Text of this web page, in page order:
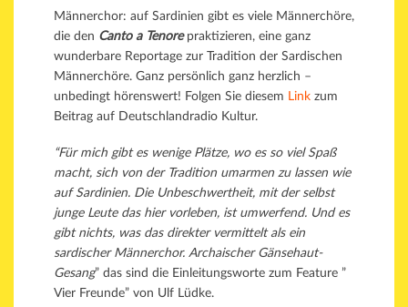
Männerchor: auf Sardinien gibt es viele Männerchöre,
die den Canto a Tenorepraktizieren, eine ganz
wunderbare Reportage zur Tradition der Sardischen
Männerchöre. Ganz persönlich ganz herzlich –
unbedingt hörenswert! Folgen Sie diesem Link zum
Beitrag auf Deutschlandradio Kultur.
“Für mich gibt es wenige Plätze, wo es so viel Spaß
macht, sich von der Tradition umarmen zu lassen wie
auf Sardinien. Die Unbeschwertheit, mit der selbst
junge Leute das hier vorleben, ist umwerfend. Und es
gibt nichts, was das direkter vermittelt als ein
sardischer Männerchor. Archaischer Gänsehaut-
Gesang” das sind die Einleitungsworte zum Feature ”
Vier Freunde” von Ulf Lüdke.